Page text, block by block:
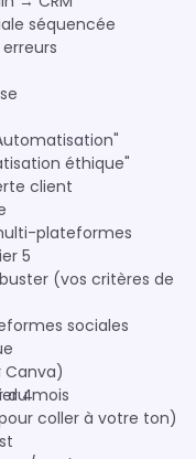
séquencée
éthique"
client
plateformes
5
(vos critères de
sociales
Canva)
du mois
4
coller à votre ton)